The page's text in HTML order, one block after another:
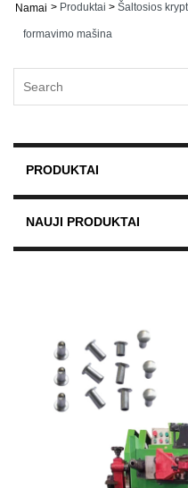
Namai > Produktai > Šaltosios
formavimo mašina
PRODUKTAI
NAUJI PRODUKTAI